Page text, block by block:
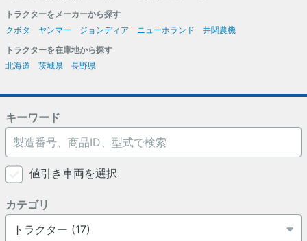
トラクターをメーカーから探す
クボタ
ヤンマー ジョンディア ニューホランド
井関農機
トラクターを在庫地から探す
北海道
茨城県 長野県
キーワード
値引き車両を選択
カテゴリ